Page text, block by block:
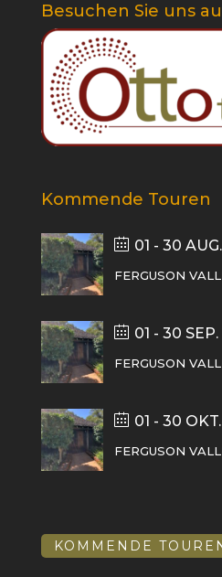
Besuchen Sie uns
Kommende Touren
01 - 30
FERGUSON
01 - 30
FERGUSON
01 - 30
FERGUSON
KOMMENDE